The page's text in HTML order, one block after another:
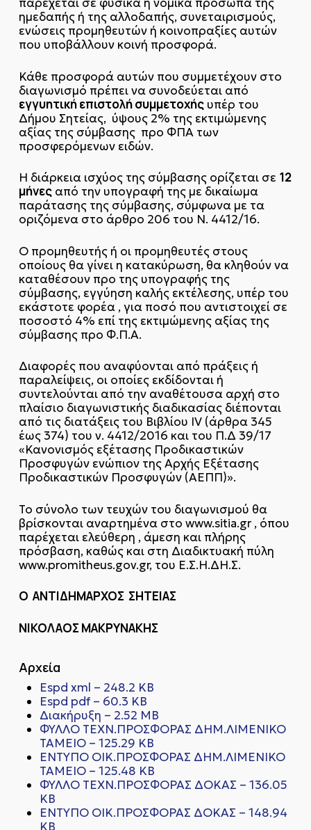
ημεδαπής ή της αλλοδαπής, συνεταιρισμούς,
ενώσεις προμηθευτών ή κοινοπραξίες αυτών
που υποβάλλουν κοινή προσφορά.
Κάθε προσφορά αυτών που συμμετέχουν στο
διαγωνισμό πρέπει να συνοδεύεται από
εγγυητική επιστολή συμμετοχήςυπέρ του
Δήμου Σητείας, ύψους 2% της εκτιμώμενης
αξίας της σύμβασης προ ΦΠΑ των
προσφερόμενων ειδών.
Η διάρκεια ισχύος της σύμβασης ορίζεται σε 12
μήνεςαπό την υπογραφή της με δικαίωμα
παράτασης της σύμβασης, σύμφωνα με τα
οριζόμενα στο άρθρο 206 του Ν. 4412/16.
Ο προμηθευτής ή οι προμηθευτές στους
οποίους θα γίνει η κατακύρωση, θα κληθούν να
καταθέσουν προ της υπογραφής της
σύμβασης, εγγύηση καλής εκτέλεσης, υπέρ του
εκάστοτε φορέα , για ποσό που αντιστοιχεί σε
ποσοστό 4% επί της εκτιμώμενης αξίας της
σύμβασης προ Φ.Π.Α.
Διαφορές που αναφύονται από πράξεις ή
παραλείψεις, οι οποίες εκδίδονται ή
συντελούνται από την αναθέτουσα αρχή στο
πλαίσιο διαγωνιστικής διαδικασίας διέπονται
από τις διατάξεις του Βιβλίου ΙV (άρθρα 345
έως 374) του ν. 4412/2016 και του Π.Δ 39/17
«Κανονισμός εξέτασης Προδικαστικών
Προσφυγών ενώπιον της Αρχής Εξέτασης
Προδικαστικών Προσφυγών (ΑΕΠΠ)».
Το σύνολο των τευχών του διαγωνισμού θα
βρίσκονται αναρτημένα στο www.sitia.gr , όπου
παρέχεται ελεύθερη , άμεση και πλήρης
πρόσβαση, καθώς και στη Διαδικτυακή πύλη
www.promitheus.gov.gr, του Ε.Σ.Η.ΔΗ.Σ.
Ο ΑΝΤΙΔΗΜΑΡΧΟΣ ΣΗΤΕΙΑΣ
ΝΙΚΟΛΑΟΣ ΜΑΚΡΥΝΑΚΗΣ
Αρχεία
Espd xml – 248.2 KB
Espd pdf – 60.3 KB
Διακήρυξη – 2.52 MB
ΦΥΛΛΟ ΤΕΧΝ.ΠΡΟΣΦΟΡΑΣ ΔΗΜ.ΛΙΜΕΝΙΚΟ
ΤΑΜΕΙΟ – 125.29 KB
ΕΝΤΥΠΟ ΟΙΚ.ΠΡΟΣΦΟΡΑΣ ΔΗΜ.ΛΙΜΕΝΙΚΟ
ΤΑΜΕΙΟ – 125.48 KB
ΦΥΛΛΟ ΤΕΧΝ.ΠΡΟΣΦΟΡΑΣ ΔΟΚΑΣ – 136.05
KB
ΕΝΤΥΠΟ ΟΙΚ.ΠΡΟΣΦΟΡΑΣ ΔΟΚΑΣ – 148.94
KB